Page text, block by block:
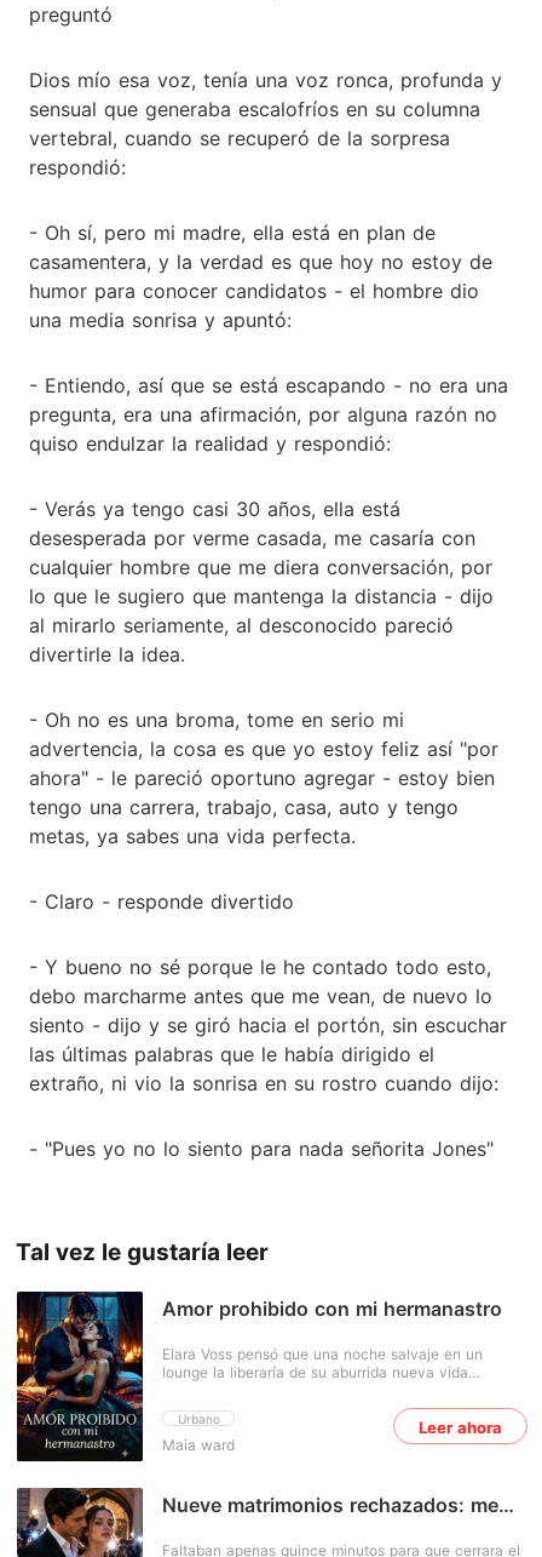
preguntó
Dios mío esa voz, tenía una voz ronca, profunda y
sensual que generaba escalofríos en su columna
vertebral, cuando se recuperó de la sorpresa
respondió:
- Oh sí, pero mi madre, ella está en plan de
casamentera, y la verdad es que hoy no estoy de
humor para conocer candidatos - el hombre dio
una media sonrisa y apuntó:
- Entiendo, así que se está escapando - no era una
pregunta, era una afirmación, por alguna razón no
quiso endulzar la realidad y respondió:
- Verás ya tengo casi 30 años, ella está
desesperada por verme casada, me casaría con
cualquier hombre que me diera conversación, por
lo que le sugiero que mantenga la distancia - dijo
al mirarlo seriamente, al desconocido pareció
divertirle la idea.
- Oh no es una broma, tome en serio mi
advertencia, la cosa es que yo estoy feliz así "por
ahora" - le pareció oportuno agregar - estoy bien
tengo una carrera, trabajo, casa, auto y tengo
metas, ya sabes una vida perfecta.
- Claro - responde divertido
- Y bueno no sé porque le he contado todo esto,
debo marcharme antes que me vean, de nuevo lo
siento - dijo y se giró hacia el portón, sin escuchar
las últimas palabras que le había dirigido el
extraño, ni vio la sonrisa en su rostro cuando dijo:
- "Pues yo no lo siento para nada señorita Jones"
Tal vez le gustaría leer
Amor prohibido con mi hermanastro
Urbano
Maia ward
Elara Voss pensó que una noche salvaje en un
lounge la liberaría de su aburrida nueva vida
Victor Blackwood. Le entregó su apretado cuerpo
virgen a un atractivo desconocido de ojos grises que
prometían pecado. Su gruesa polla estiró su coño
y sonriente, susurrando que nunca volverían a verse.
Pero el destino jugó duro cuando él entró como su
Leer ahora
Nueve matrimonios rechazados: me
Faltaban apenas quince minutos para que cerrara el